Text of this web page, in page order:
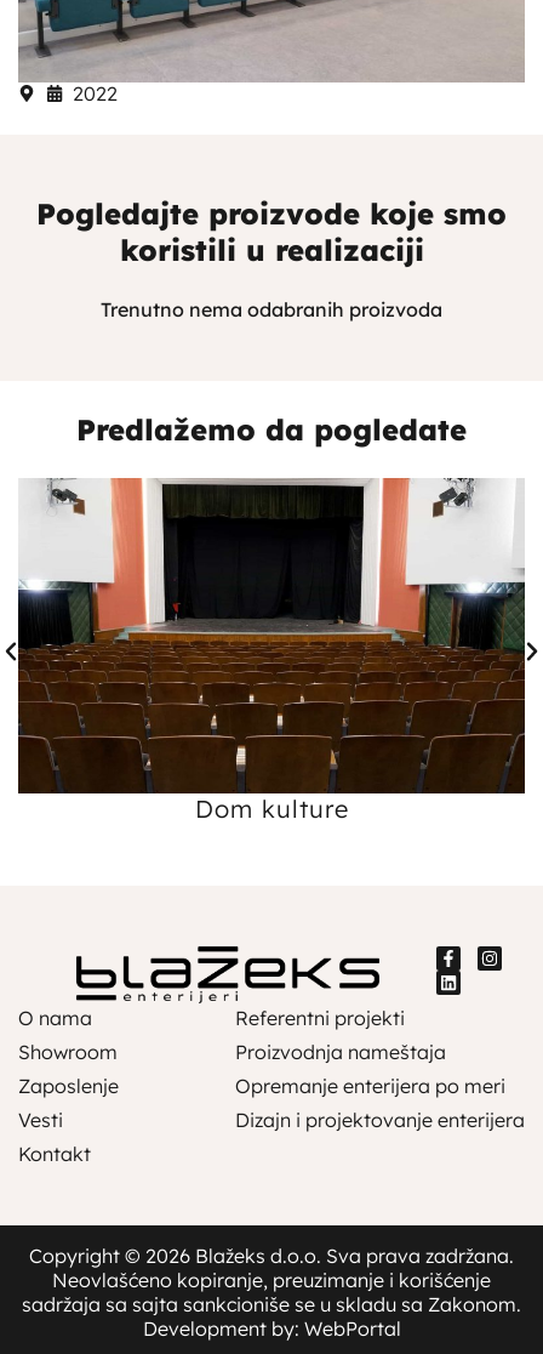
2022
Pogledajte proizvode koje smo
koristili u realizaciji
Trenutno nema odabranih proizvoda
Predlažemo da pogledate
Dom kulture
O nama
Showroom
Zaposlenje
Vesti
Kontakt
Referentni projekti
Proizvodnja nameštaja
Opremanje enterijera po meri
Dizajn i projektovanje enterijera
Copyright © 2026 Blažeks d.o.o. Sva prava zadržana.
Neovlašćeno kopiranje, preuzimanje i korišćenje
sadržaja sa sajta sankcioniše se u skladu sa Zakonom.
Development by: WebPortal